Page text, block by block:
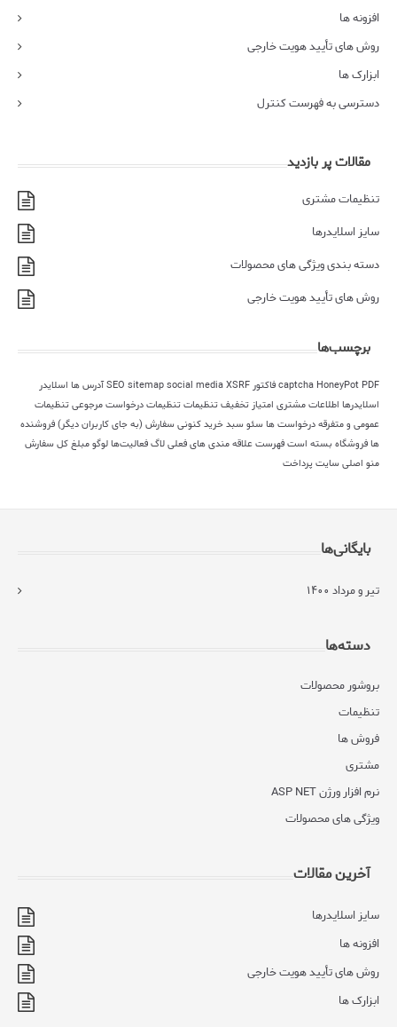
افزونه ها
روش های تأیید هویت خارجی
ابزارک ها
دسترسی به فهرست کنترل
مقالات پر بازدید
تنظیمات مشتری
سایز اسلایدرها
دسته بندی ویژگی های محصولات
روش های تأیید هویت خارجی
برچسب‌ها
captcha HoneyPot PDF فاکتور SEO sitemapsocial mediaXSRF آدرس ها اسلایدر
اسلایدرها اطلاعات مشتری امتیاز تخفیفتنظیماتتنظیمات درخواست مرجوعیتنظیمات
عمومی و متفرقهدرخواست هاسئوسبد خرید کنونیسفارش (به جای کاربران دیگر)فروشنده
هافروشگاه بسته استفهرست علاقه مندی های فعلیلاگ فعالیت‌هالوگومبلغ کل سفارش
منو اصلی سایتپرداخت
بایگانی‌ها
تیر و مرداد ۱۴۰۰
دسته‌ها
بروشور محصولات
تنظیمات
فروش ها
مشتری
نرم افزار ورژن ASP NET
ویژگی های محصولات
آخرین مقالات
سایز اسلایدرها
افزونه ها
روش های تأیید هویت خارجی
ابزارک ها